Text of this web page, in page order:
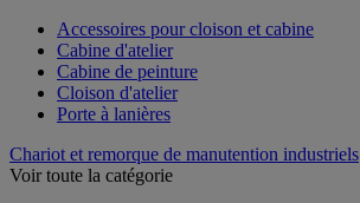
Accessoires pour cloison et cabine
Cabine d'atelier
Cabine de peinture
Cloison d'atelier
Porte à lanières
Chariot et remorque de manutention industriels
Voir toute la catégorie